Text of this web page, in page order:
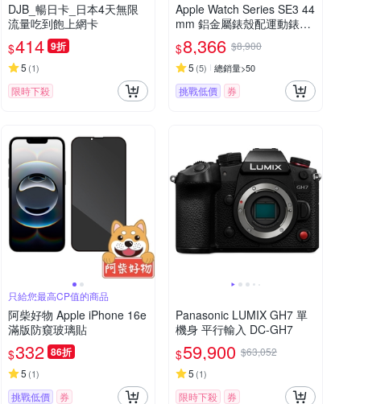
DJB_暢日卡_日本4天無限
流量吃到飽上網卡
$414 9折
5 (1)
限時下殺
Apple Watch Series SE3 44
mm 鋁金屬錶殼配運動錶帶
GPS智慧手錶
$8,366 $8,900
5 (5) 總銷量>50
挑戰低價 券
只給您最高CP值的商品
阿柴好物 Apple iPhone 16e
滿版防窺玻璃貼
$332 86折
5 (1)
挑戰低價 券
Panasonic LUMIX GH7 單
機身 平行輸入 DC-GH7
$59,900 $63,052
5 (1)
限時下殺 券